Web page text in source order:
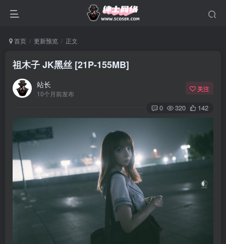
首页 更新预览 正文
祖木子 JK黑丝 [21P-155MB]
站长
10个月前发布
关注
0 320 142